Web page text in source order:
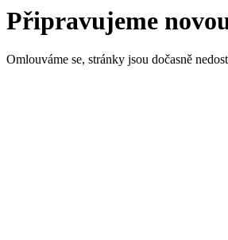
Připravujeme
Omlouváme se, stránky jsou dočasně